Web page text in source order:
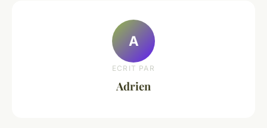
A
ECRIT PAR
Adrien